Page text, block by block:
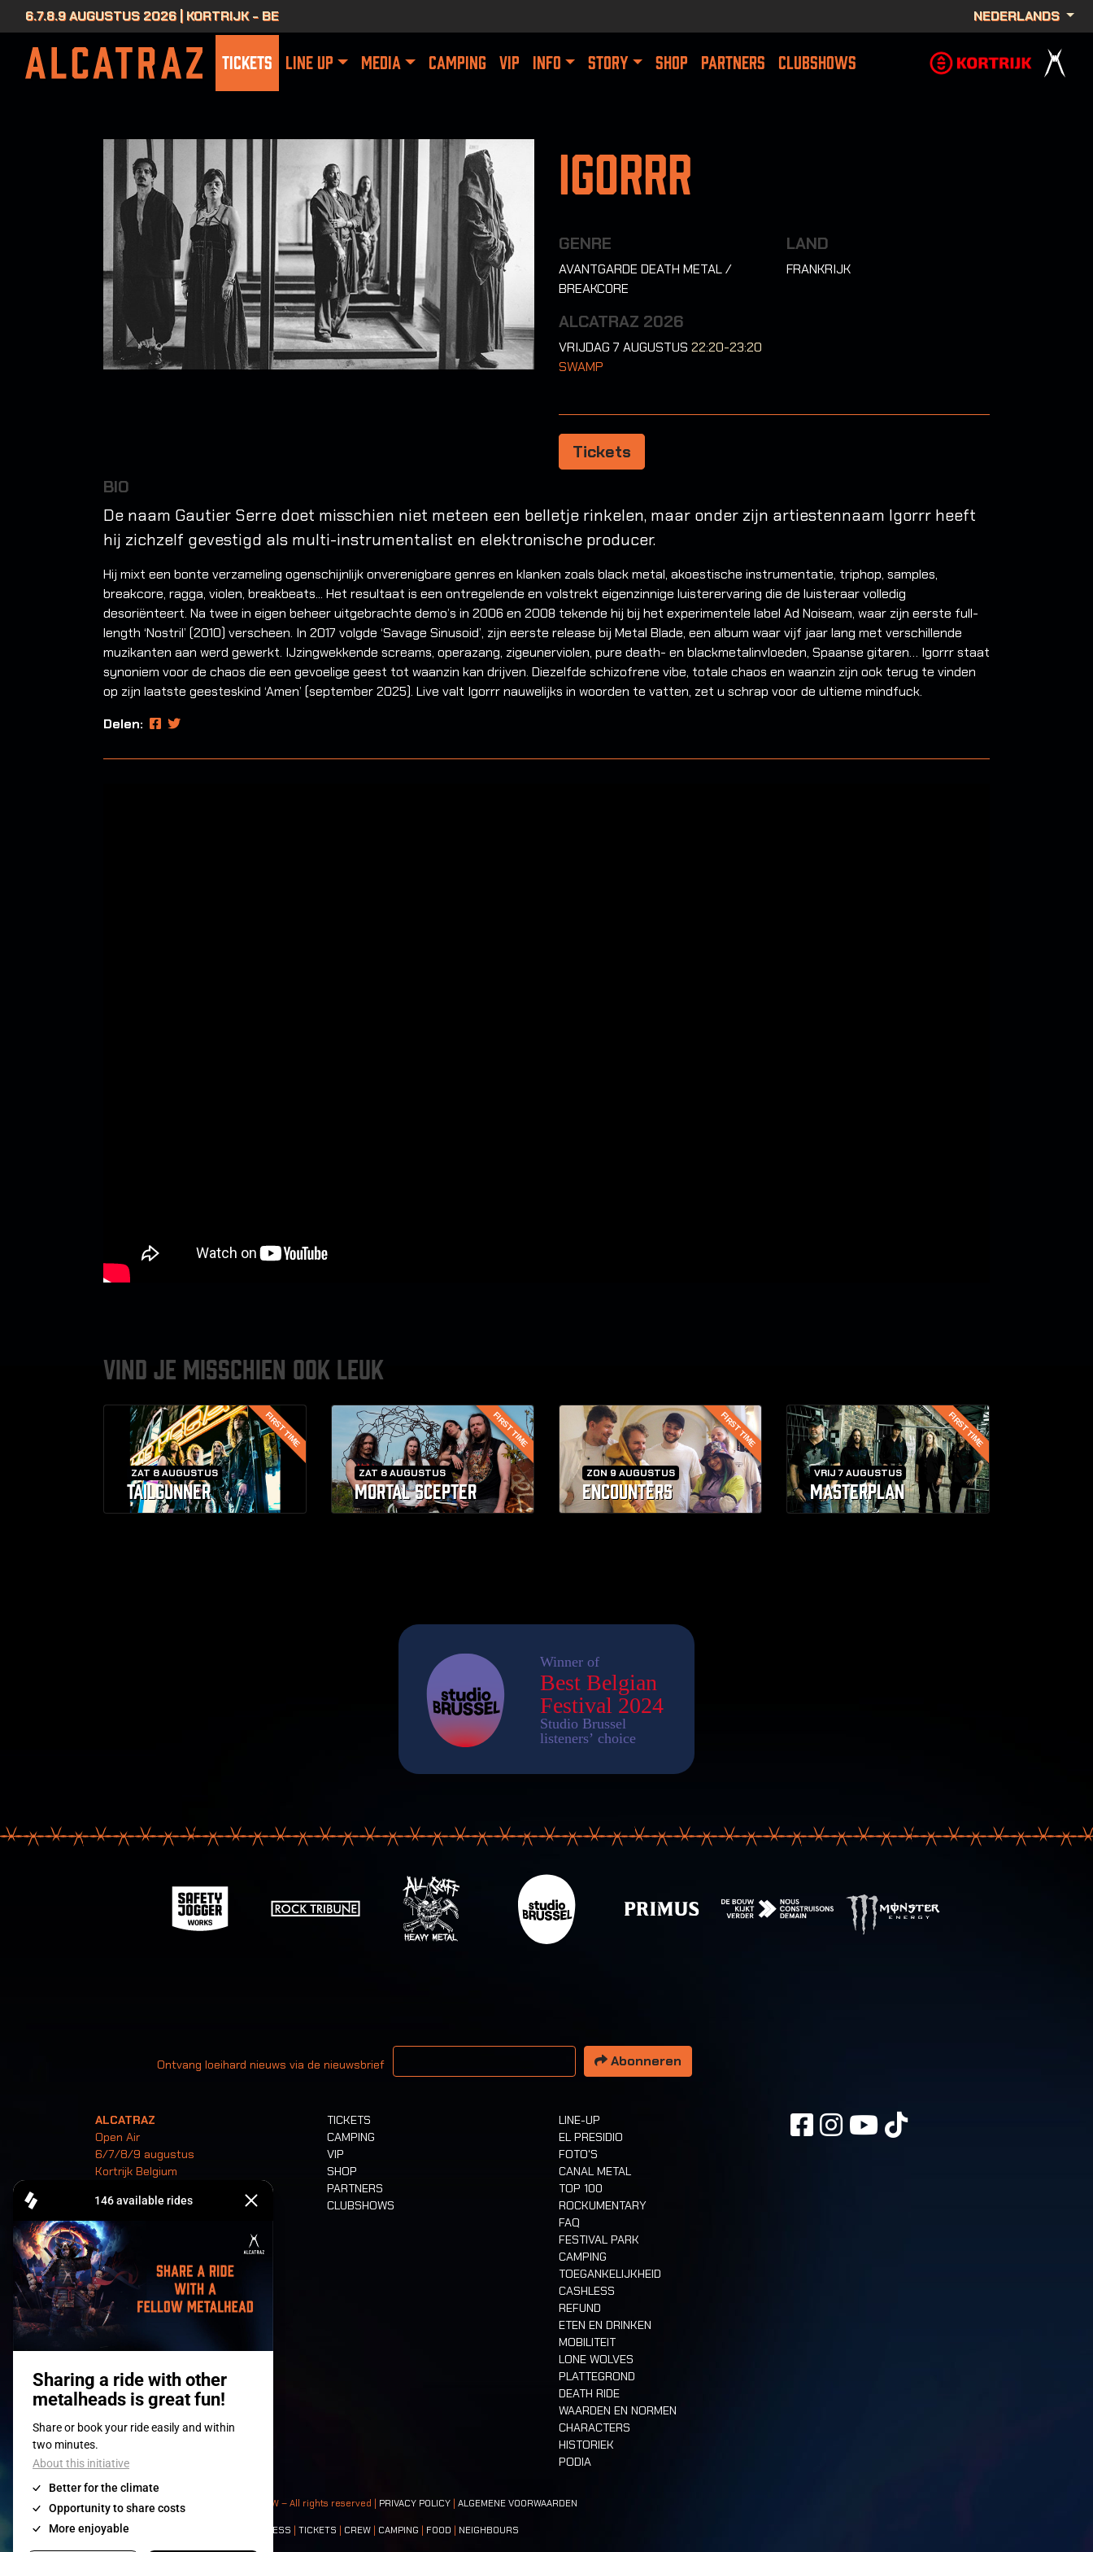
6.7.8.9 AUGUSTUS 2026 | KORTRIJK - BE NEDERLANDS
TICKETS LINE UP MEDIA CAMPING VIP INFO STORY SHOP PARTNERS CLUBSHOWS
Igorrr
GENRE
AVANTGARDE DEATH METAL /
BREAKCORE
LAND
FRANKRIJK
ALCATRAZ 2026
VRIJDAG 7 AUGUSTUS 22:20-23:20
SWAMP
Tickets
BIO
De naam Gautier Serre doet misschien niet meteen een belletje rinkelen, maar onder zijn artiestennaam Igorrr heeft
hij zichzelf gevestigd als multi-instrumentalist en elektronische producer.
Hij mixt een bonte verzameling ogenschijnlijk onverenigbare genres en klanken zoals black metal, akoestische instrumentatie, triphop, samples,
breakcore, ragga, violen, breakbeats... Het resultaat is een ontregelende en volstrekt eigenzinnige luisterervaring die de luisteraar volledig
desoriënteert. Na twee in eigen beheer uitgebrachte demo’s in 2006 en 2008 tekende hij bij het experimentele label Ad Noiseam, waar zijn eerste full-
length ‘Nostril’ (2010) verscheen. In 2017 volgde ‘Savage Sinusoid’, zijn eerste release bij Metal Blade, een album waar vijf jaar lang met verschillende
muzikanten aan werd gewerkt. IJzingwekkende screams, operazang, zigeunerviolen, pure death- en blackmetalinvloeden, Spaanse gitaren… Igorrr staat
synoniem voor de chaos die een gevoelige geest tot waanzin kan drijven. Diezelfde schizofrene vibe, totale chaos en waanzin zijn ook terug te vinden
op zijn laatste geesteskind ‘Amen’ (september 2025). Live valt Igorrr nauwelijks in woorden te vatten, zet u schrap voor de ultieme mindfuck.
Delen:
VIND JE MISSCHIEN OOK LEUK
FIRST TIME
ZAT 8 AUGUSTUS
TAILGUNNER
FIRST TIME
ZAT 8 AUGUSTUS
MORTAL SCEPTER
FIRST TIME
ZON 9 AUGUSTUS
ENCOUNTERS
FIRST TIME
VRIJ 7 AUGUSTUS
MASTERPLAN
Ontvang loeihard nieuws via de nieuwsbrief
Uw email adres
Abonneren
ALCATRAZ
Open Air
6/7/8/9 augustus
Kortrijk Belgium
Tickets
TICKETS
CAMPING
VIP
SHOP
PARTNERS
CLUBSHOWS
LINE-UP
EL PRESIDIO
FOTO'S
CANAL METAL
TOP 100
ROCKUMENTARY
FAQ
FESTIVAL PARK
CAMPING
TOEGANKELIJKHEID
CASHLESS
REFUND
ETEN EN DRINKEN
MOBILITEIT
LONE WOLVES
PLATTEGROND
DEATH RIDE
WAARDEN EN NORMEN
CHARACTERS
HISTORIEK
PODIA
© 2008-2026 - Apache Productions VZW – All rights reserved | PRIVACY POLICY ALGEMENE VOORWAARDEN
Contact: PRESS TICKETS CREW CAMPING FOOD NEIGHBOURS